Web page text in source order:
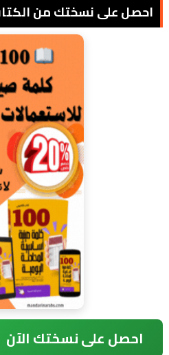
احصل على نسختك من
احصل على نسختك الآن